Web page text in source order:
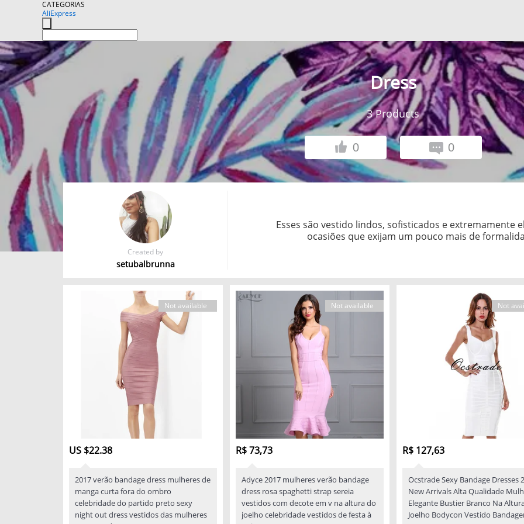
CATEGORIAS
AliExpress
Dress
3Products
0 0
Created by
setubalbrunna
Esses são vestido lindos, sofisticados e extremamente
ocasiões que exijam um pouco mais de
Not available
US $22.38
2017 verão bandage dress mulheres de
manga curta fora do ombro
celebridade do partido preto sexy
night out dress vestidos das mulheres
Not available
R$ 73,73
Adyce 2017 mulheres verão bandage
dress rosa spaghetti strap sereia
vestidos com decote em v na altura do
joelho celebridade vestidos de festa à
Not
R$ 127,63
Ocstrade Sexy Bandage Dresses
New Arrivals Alta Qualidade
Elegante Bustier Branco Na
Joelho Bodycon Vestido